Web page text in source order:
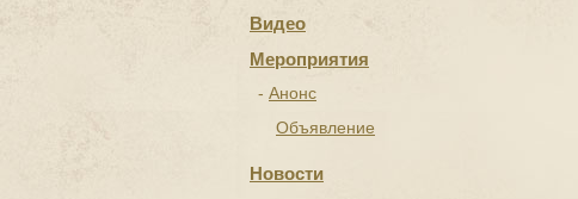
Видео
Мероприятия
Анонс
Объявление
Новости